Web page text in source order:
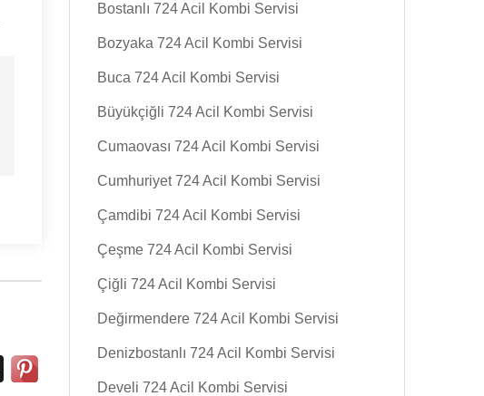
Bostanlı 724 Acil Kombi Servisi
Bozyaka 724 Acil Kombi Servisi
Buca 724 Acil Kombi Servisi
Büyükçiğli 724 Acil Kombi Servisi
Cumaovası 724 Acil Kombi Servisi
Cumhuriyet 724 Acil Kombi Servisi
Çamdibi 724 Acil Kombi Servisi
Çeşme 724 Acil Kombi Servisi
Çiğli 724 Acil Kombi Servisi
Değirmendere 724 Acil Kombi Servisi
Denizbostanlı 724 Acil Kombi Servisi
Develi 724 Acil Kombi Servisi